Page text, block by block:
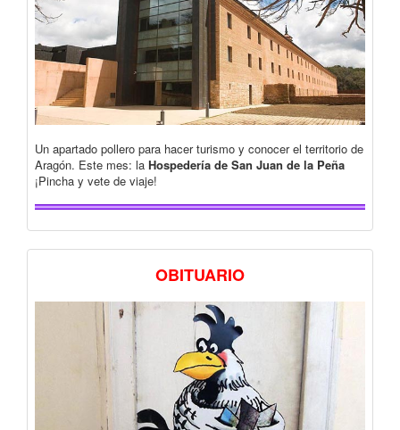
Un apartado pollero para hacer turismo y conocer el territorio de
Aragón. Este mes: la Hospedería de San Juan de la Peña
¡Pincha y vete de viaje!
OBITUARIO